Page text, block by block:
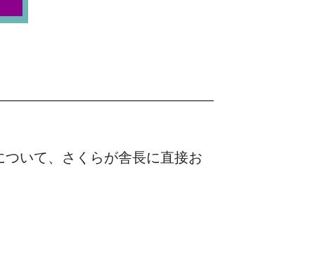
いて、さくらが舎長に直接お